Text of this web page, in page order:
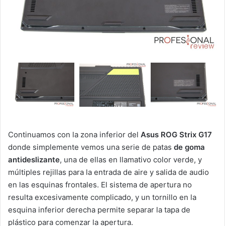
Continuamos con la zona inferior del Asus ROG Strix G17
donde simplemente vemos una serie de patas de goma
antideslizante, una de ellas en llamativo color verde, y
múltiples rejillas para la entrada de aire y salida de audio
en las esquinas frontales. El sistema de apertura no
resulta excesivamente complicado, y un tornillo en la
esquina inferior derecha permite separar la tapa de
plástico para comenzar la apertura.